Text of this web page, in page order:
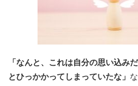
「なんと、これは自分の思い込みだ
とひっかかってしまっていたな」